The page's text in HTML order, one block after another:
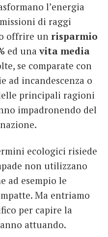
l’energia
di raggi
offrire un risparmio
ed unavita media
se comparate con
ad incandescenza o
principali ragioni
impadronendo del
ecologici risiede
non utilizzano
ad esempio le
Ma entriamo
per capire la
attuando.